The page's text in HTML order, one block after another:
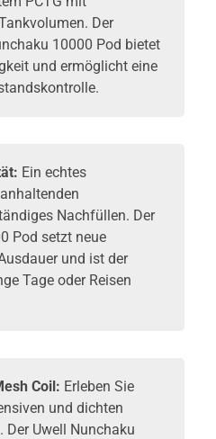
Der
10000 Pod bietet
und ermöglicht eine
Ein echtes
Nachfüllen. Der
Pod setzt neue
und ist der
Tage oder Reisen
Coil: Erleben Sie
und dichten
Uwell Nunchaku